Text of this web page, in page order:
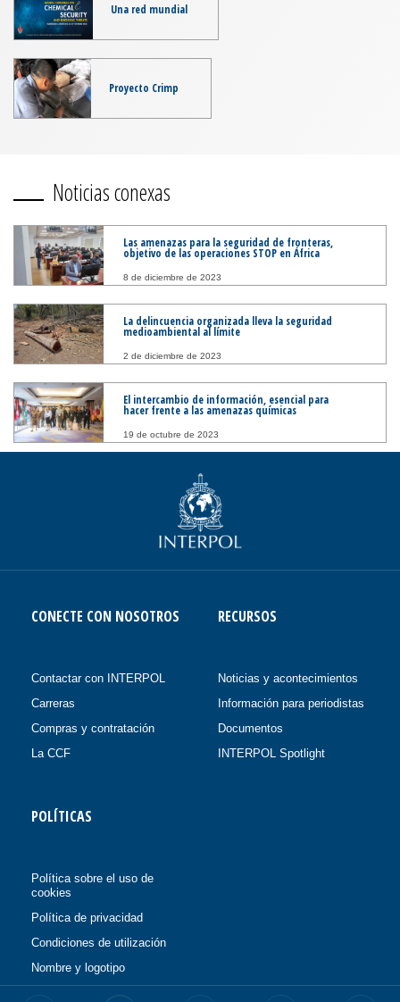
Una red mundial
Proyecto Crimp
Noticias conexas
Las amenazas para la seguridad de fronteras,
objetivo de las operaciones STOP en África
8 de diciembre de 2023
La delincuencia organizada lleva la seguridad
medioambiental al límite
2 de diciembre de 2023
El intercambio de información, esencial para
hacer frente a las amenazas químicas
19 de octubre de 2023
CONECTE CON NOSOTROS
Contactar con INTERPOL
Carreras
Compras y contratación
La CCF
RECURSOS
Noticias y acontecimientos
Información para periodistas
Documentos
INTERPOL Spotlight
POLÍTICAS
Política sobre el uso de
cookies
Política de privacidad
Condiciones de utilización
Nombre y logotipo